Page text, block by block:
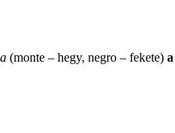
(monte – hegy, negro – fekete)